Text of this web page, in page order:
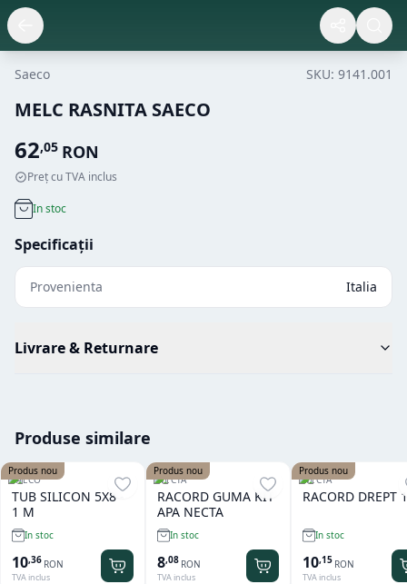
Saeco SKU: 9141.001
MELC RASNITA SAECO
62,05 RON
Preț cu TVA inclus
In stoc
Specificații
Provenienta Italia
Livrare & Returnare
Produse similare
Produs nou
SAECO
TUB SILICON 5X8 -
1 M
In stoc
10,36 RON
TVA inclus
Produs nou
NECTA
RACORD GUMA KIT
APA NECTA
In stoc
8,08 RON
TVA inclus
Produs nou
NECTA
RACORD DREPT
In stoc
10,15 RON
TVA inclus